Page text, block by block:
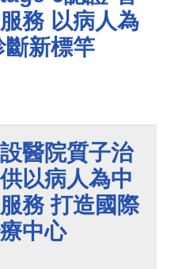
務 以病人為
斷新標竿
醫院質子治
以病人為中
務 打造國際
中心